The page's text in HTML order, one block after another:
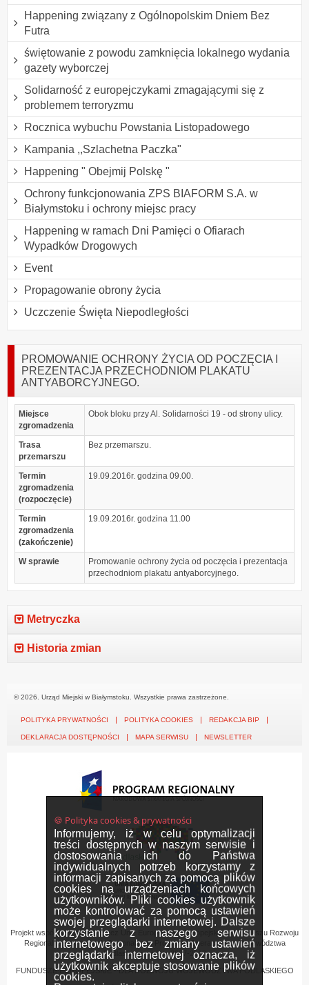
🍪 Polityka cookies & prywatności
Informujemy, iż w celu optymalizacji
treści dostępnych w naszym serwisie i
dostosowania ich do Państwa
indywidualnych potrzeb korzystamy z
informacji zapisanych za pomocą plików
cookies na urządzeniach końcowych
użytkowników. Pliki cookies użytkownik
może kontrolować za pomocą ustawień
swojej przeglądarki internetowej. Dalsze
korzystanie z naszego serwisu
internetowego bez zmiany ustawień
przeglądarki internetowej oznacza, iż
użytkownik akceptuje stosowanie plików
cookies.
Happening związany z Ogólnopolskim Dniem Bez
Futra
świętowanie z powodu zamknięcia lokalnego wydania
gazety wyborczej
Solidarność z europejczykami zmagającymi się z
problemem terroryzmu
Rocznica wybuchu Powstania Listopadowego
Kampania ,,Szlachetna Paczka"
Happening " Obejmij Polskę "
Ochrony funkcjonowania ZPS BIAFORM S.A. w
Białymstoku i ochrony miejsc pracy
Happening w ramach Dni Pamięci o Ofiarach
Wypadków Drogowych
Event
Propagowanie obrony życia
Uczczenie Święta Niepodległości
PROMOWANIE OCHRONY ŻYCIA OD POCZĘCIA I
PREZENTACJA PRZECHODNIOM PLAKATU
ANTYABORCYJNEGO.
Miejsce
zgromadzenia
Obok bloku przy Al. Solidarności 19 - od strony ulicy.
Trasa
przemarszu
Bez przemarszu.
Termin
zgromadzenia
(rozpoczęcie)
19.09.2016r. godzina 09.00.
Termin
zgromadzenia
(zakończenie)
19.09.2016r. godzina 11.00
W sprawie
Promowanie ochrony życia od poczęcia i prezentacja
przechodniom plakatu antyaborcyjnego.
Metryczka
Historia zmian
© 2026. Urząd Miejski w Białymstoku. Wszystkie prawa zastrzeżone.
POLITYKA PRYWATNOŚCI POLITYKA COOKIES REDAKCJA BIP
DEKLARACJA DOSTĘPNOŚCI MAPA SERWISU NEWSLETTER
Projekt współfinansowany przez Unię Europejską z Europejskiego Funduszu Rozwoju
Regionalnego w ramach Regionalnego Programu Operacyjnego Województwa
Podlaskiego na lata 2007-2013
FUNDUSZE EUROPEJSKIE - DLA ROZWOJU WOJEWÓDZTWA PODLASKIEGO